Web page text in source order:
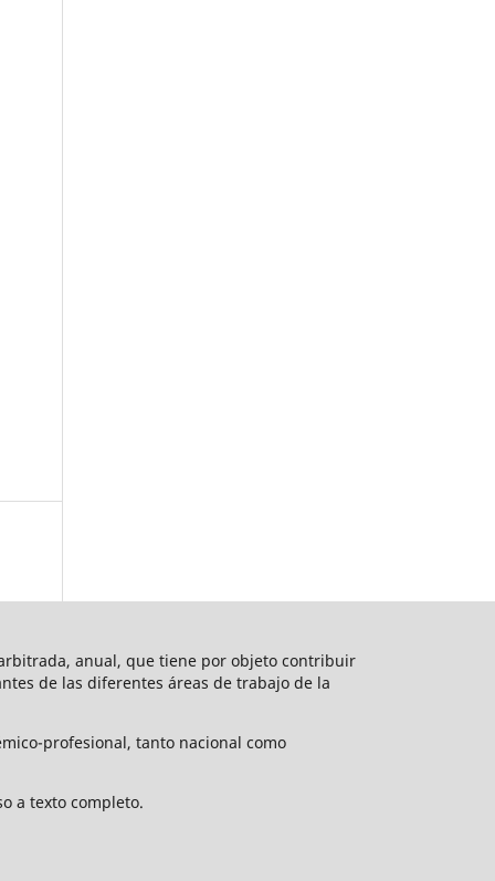
anual, que tiene por objeto contribuir
de las diferentes áreas de trabajo de la
profesional, tanto nacional como
a texto completo.